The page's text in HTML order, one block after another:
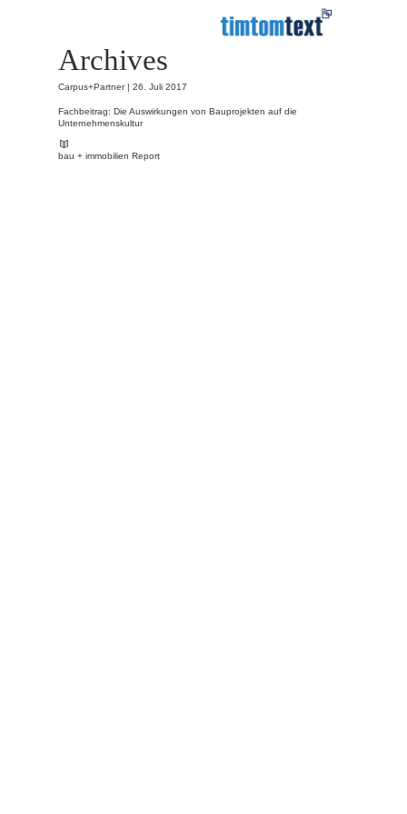
Archives
Carpus+Partner | 26. Juli 2017
Fachbeitrag: Die Auswirkungen von Bauprojekten auf die
Unternehmenskultur
bau + immobilien Report